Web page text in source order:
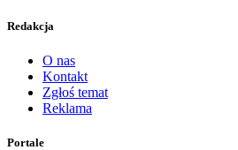
Redakcja
O nas
Kontakt
Zgłoś temat
Reklama
Portale